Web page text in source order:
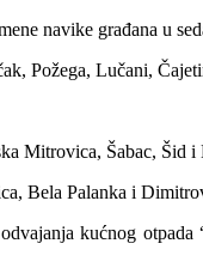
navike građana u
Požega, Lučani,
Mitrovica, Šabac, Šid i
Bela Palanka i
kućnog